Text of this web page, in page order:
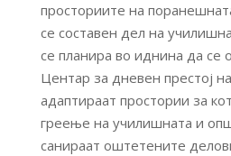
просториите на
се составен дел на
се планира во иднина да се
Центар за дневен престој
адаптираат простории за
греење на училишната и
санираат оштетените